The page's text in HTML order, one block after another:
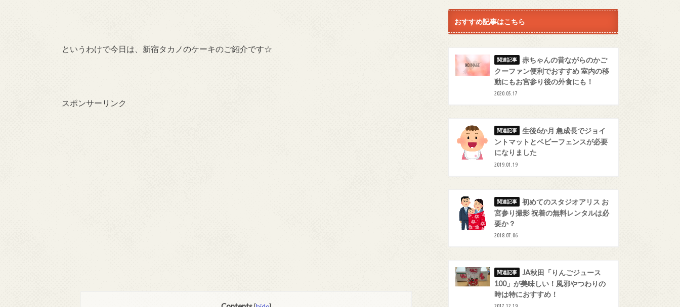
というわけで今日は、新宿タカノのケーキのご紹介です☆
スポンサーリンク
おすすめ記事はこちら
赤ちゃんの昔ながらのかご
クーファン便利でおすすめ 室内の移
動にもお宮参り後の外食にも！
2020.05.17
生後6か月 急成長でジョイ
ントマットとベビーフェンスが必要
になりました
2019.01.19
初めてのスタジオアリス お
宮参り撮影 祝着の無料レンタルは必
要か？
2018.07.06
JA秋田「りんごジュース
100」が美味しい！風邪やつわりの
時は特におすすめ！